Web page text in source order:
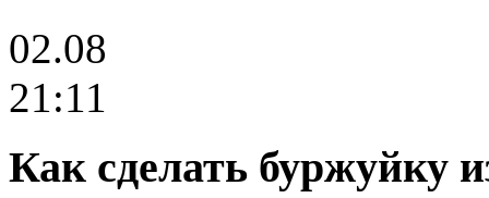
02.08
21:11
Как сделать буржуйку